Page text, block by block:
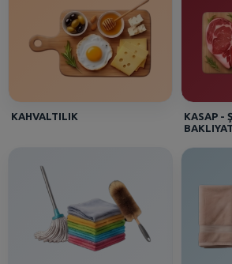
KAHVALTILIK
KASAP -
BAKLIYAT